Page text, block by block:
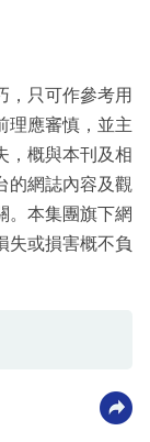
，只可作參考用
理應審慎，並主
，概與本刊及相
的網誌內容及觀
。本集團旗下網
失或損害概不負